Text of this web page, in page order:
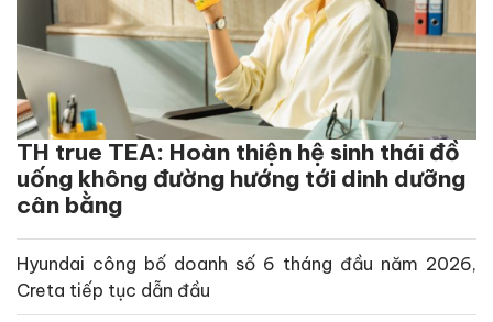
TH true TEA: Hoàn thiện hệ sinh thái đồ
uống không đường hướng tới dinh dưỡng
cân bằng
Hyundai công bố doanh số 6 tháng đầu năm 2026,
Creta tiếp tục dẫn đầu